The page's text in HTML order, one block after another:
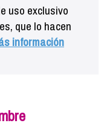
uso exclusivo
que lo hacen
información